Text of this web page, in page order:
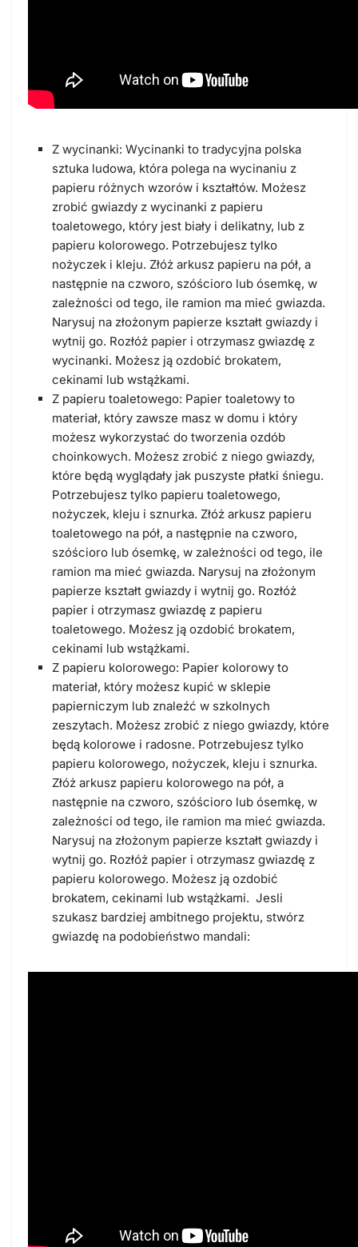
Z wycinanki: Wycinanki to tradycyjna polska
sztuka ludowa, która polega na wycinaniu z
papieru różnych wzorów i kształtów. Możesz
zrobić gwiazdy z wycinanki z papieru
toaletowego, który jest biały i delikatny, lub z
papieru kolorowego. Potrzebujesz tylko
nożyczek i kleju. Złóż arkusz papieru na pół, a
następnie na czworo, szóścioro lub ósemkę, w
zależności od tego, ile ramion ma mieć gwiazda.
Narysuj na złożonym papierze kształt gwiazdy i
wytnij go. Rozłóż papier i otrzymasz gwiazdę z
wycinanki. Możesz ją ozdobić brokatem,
cekinami lub wstążkami.
Z papieru toaletowego: Papier toaletowy to
materiał, który zawsze masz w domu i który
możesz wykorzystać do tworzenia ozdób
choinkowych. Możesz zrobić z niego gwiazdy,
które będą wyglądały jak puszyste płatki śniegu.
Potrzebujesz tylko papieru toaletowego,
nożyczek, kleju i sznurka. Złóż arkusz papieru
toaletowego na pół, a następnie na czworo,
szóścioro lub ósemkę, w zależności od tego, ile
ramion ma mieć gwiazda. Narysuj na złożonym
papierze kształt gwiazdy i wytnij go. Rozłóż
papier i otrzymasz gwiazdę z papieru
toaletowego. Możesz ją ozdobić brokatem,
cekinami lub wstążkami.
Z papieru kolorowego: Papier kolorowy to
materiał, który możesz kupić w sklepie
papierniczym lub znaleźć w szkolnych
zeszytach. Możesz zrobić z niego gwiazdy, które
będą kolorowe i radosne. Potrzebujesz tylko
papieru kolorowego, nożyczek, kleju i sznurka.
Złóż arkusz papieru kolorowego na pół, a
następnie na czworo, szóścioro lub ósemkę, w
zależności od tego, ile ramion ma mieć gwiazda.
Narysuj na złożonym papierze kształt gwiazdy i
wytnij go. Rozłóż papier i otrzymasz gwiazdę z
papieru kolorowego. Możesz ją ozdobić
brokatem, cekinami lub wstążkami. Jesli
szukasz bardziej ambitnego projektu, stwórz
gwiazdę na podobieństwo mandali: